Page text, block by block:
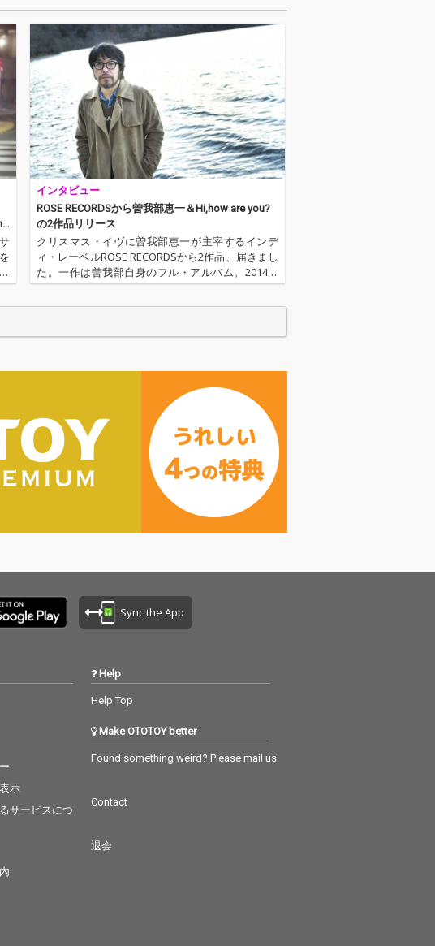
ングル・カット！ サニ
ーデイ・サービスのヴ
ォーカリスト／ギタリ
ストとして、そしてイ
ンディペンデント／DIY
を基軸としたソロ活動
で、1990年代以降の音
楽を中心としたカルチ
ャーを体現してきた曽
我部恵一によるジブ
リ・ソングは、1989年
の宮崎駿監督作品『魔
女の宅急便』の主題
歌、荒井由実「やさし
さに包まれたなら」の
カヴァー。 バンド・サ
ウンドによるグルーヴ
ィー＆メロウなフィー
リングが心地よいアレ
ングル・カット！ サニ
ーデイ・サービスのヴ
ォーカリスト／ギタリ
ンディペンデント／DIY
を基軸としたソロ活動
で、1990年代以降の音
楽を中心としたカルチ
ャーを体現してきた曽
我部恵一によるジブ
リ・ソングは、1989年
の宮崎駿監督作品『魔
歌、荒井由実「やさし
カヴァー。 バンド・サ
ウンドによるグルーヴ
ィー＆メロウなフィー
リングが心地よいアレ
現が必聴の傑作カヴァ
ーです。
インタビュー
ROSE RECORDSから曽我部恵一＆Hi,how are you?
の2作品リリース
クリスマス・イヴに曽我部恵一が主宰するインデ
ィ・レーベルROSE RECORDSから2作品、届きまし
た。一作は曽我部自身のフル・アルバム。2014年
冬のある一夜で曽我部がつくりあげた弾き語り作
Sync the App
示
サービスにつ
Help
Help Top
Make OTOTOY better
Found something weird? Please mail us
Contact
退会